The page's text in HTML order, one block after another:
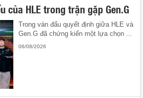
của HLE trong trận gặp Gen.G
Trong ván đấu quyết định giữa HLE và
Gen.G đã chứng kiến một lựa chọn ...
06/08/2026